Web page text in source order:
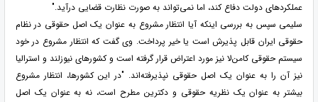
عملکردهای دولت دفاع کند، اما نمی‌تواند به صورت نظارت قضایی درآید."
سلیمی سپس به بررسی اینکه آیا انتظار مشروع به عنوان یک اصل حقوقی در نظام
حقوقی ایران قابل پذیرش است یا خیر پرداخت. وی گفت که انتظار مشروع در خود
سیستم حقوقی کامن‌لا نیز مورد اعتراض قرار گرفته است و کشورهای نیوزلند و استرالیا
نیز آن را به عنوان یک اصل حقوقی نپذیرفته‌اند. "در این کشورها، انتظار مشروع
بیشتر به عنوان یک نظریه حقوقی و دکترین مطرح است، نه به عنوان یک اصل